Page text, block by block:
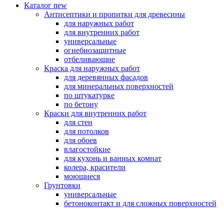
Каталог new
Антисептики и пропитки для древесины
для наружных работ
для внутренних работ
универсальные
огнебиозащитные
отбеливающие
Краска для наружных работ
для деревянных фасадов
для минеральных поверхностей
по штукатурке
по бетону
Краски для внутренних работ
для стен
для потолков
для обоев
влагостойкие
для кухонь и ванных комнат
колера, красители
моющиеся
Грунтовки
универсальные
бетоноконтакт и для сложных поверхностей